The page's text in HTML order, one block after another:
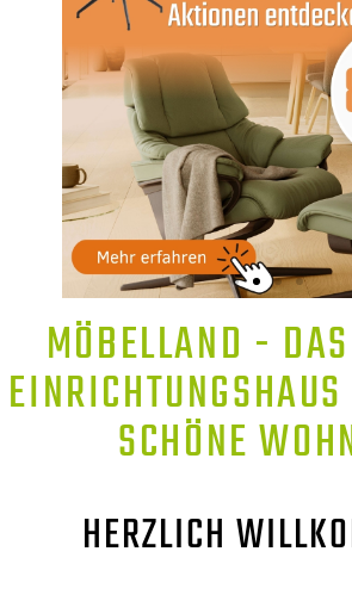
MÖBELLAND - DAS
INRICHTUNGSHAUS
CHÖNE
HERZLICH